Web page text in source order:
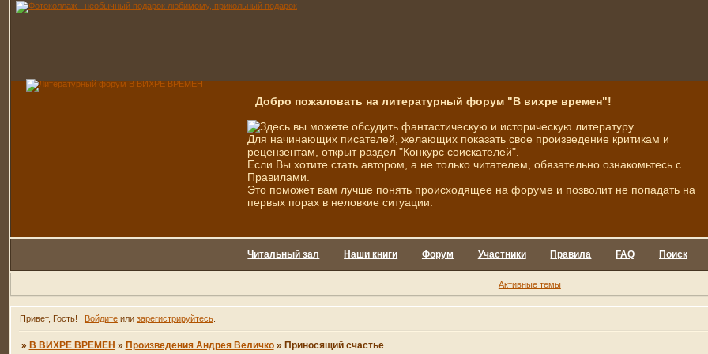
Добро пожаловать на литературный форум "В вихре времен"!
Здесь вы можете обсудить фантастическую и историческую литературу.
Для начинающих писателей, желающих показать свое произведение критикам и
рецензентам, открыт раздел "Конкурс соискателей".
Если Вы хотите стать автором, а не только читателем, обязательно ознакомьтесь с
Правилами.
Это поможет вам лучше понять происходящее на форуме и позволит не попадать на
первых порах в неловкие ситуации.
Читальный зал Наши книги Форум Участники Правила FAQ Поиск
Активные темы
Привет, Гость! Войдитеили зарегистрируйтесь.
» В ВИХРЕ ВРЕМЕН » Произведения Андрея Величко » Приносящий счастье